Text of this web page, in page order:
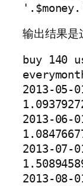
输出结果是
buy 140
2013-05-
2013-06-
2013-07-
2013-08-